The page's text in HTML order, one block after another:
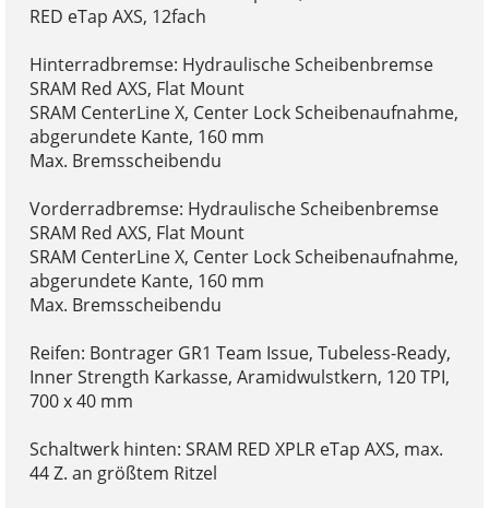
RED eTap AXS, 12fach
Hinterradbremse: Hydraulische Scheibenbremse
SRAM Red AXS, Flat Mount
SRAM CenterLine X, Center Lock Scheibenaufnahme,
abgerundete Kante, 160 mm
Max. Bremsscheibendu
Vorderradbremse: Hydraulische Scheibenbremse
SRAM Red AXS, Flat Mount
SRAM CenterLine X, Center Lock Scheibenaufnahme,
abgerundete Kante, 160 mm
Max. Bremsscheibendu
Reifen: Bontrager GR1 Team Issue, Tubeless-Ready,
Inner Strength Karkasse, Aramidwulstkern, 120 TPI,
700 x 40 mm
Schaltwerk hinten: SRAM RED XPLR eTap AXS, max.
44 Z. an größtem Ritzel